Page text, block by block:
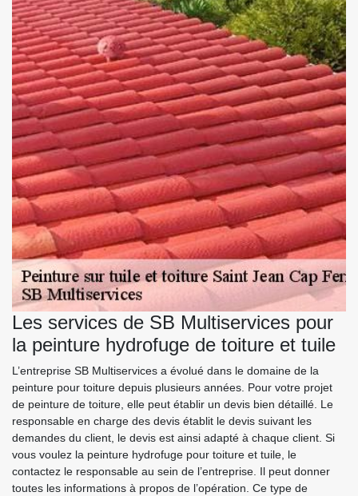
Les services de SB Multiservices pour
la peinture hydrofuge de toiture et tuile
L’entreprise SB Multiservices a évolué dans le domaine de la
peinture pour toiture depuis plusieurs années. Pour votre projet
de peinture de toiture, elle peut établir un devis bien détaillé. Le
responsable en charge des devis établit le devis suivant les
demandes du client, le devis est ainsi adapté à chaque client. Si
vous voulez la peinture hydrofuge pour toiture et tuile, le
contactez le responsable au sein de l’entreprise. Il peut donner
toutes les informations à propos de l’opération. Ce type de